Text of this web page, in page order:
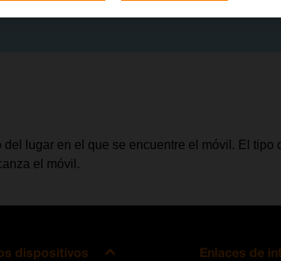
lugar en el que se encuentre el móvil. El tipo
el móvil.
dispositivos Enlaces de